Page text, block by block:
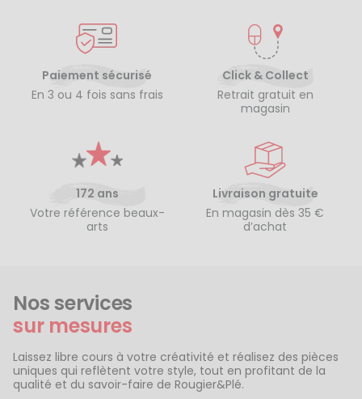
Paiement sécurisé
En 3 ou 4 fois sans frais
Click & Collect
Retrait gratuit en
magasin
172 ans
Votre référence beaux-
arts
Livraison gratuite
En magasin dès 35 €
d’achat
Nos services
sur mesures
Laissez libre cours à votre créativité et réalisez des pièces
uniques qui reflètent votre style, tout en profitant de la
qualité et du savoir-faire de Rougier&Plé.